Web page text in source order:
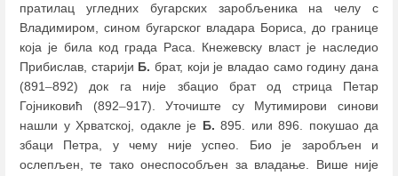
пратилац угледних бугарских заробљеника на челу с
Владимиром, сином бугарског владара Бориса, до границе
која је била код града Раса. Кнежевску власт је наследио
Прибислав, старији Б. брат, који је владао само годину дана
(891–892) док га није збацио брат од стрица Петар
Гојниковић (892–917). Уточиште су Мутимирови синови
нашли у Хрватској, одакле је Б. 895. или 896. покушао да
збаци Петра, у чему није успео. Био је заробљен и
ослепљен, те тако онеспособљен за владање. Више није